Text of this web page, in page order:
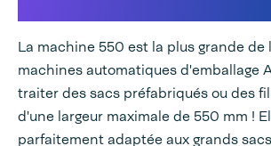
La machine 550 est la plus grande de
machines automatiques d'emballage
traiter des sacs préfabriqués ou des
d'une largeur maximale de 550 mm !
parfaitement adaptée aux grands